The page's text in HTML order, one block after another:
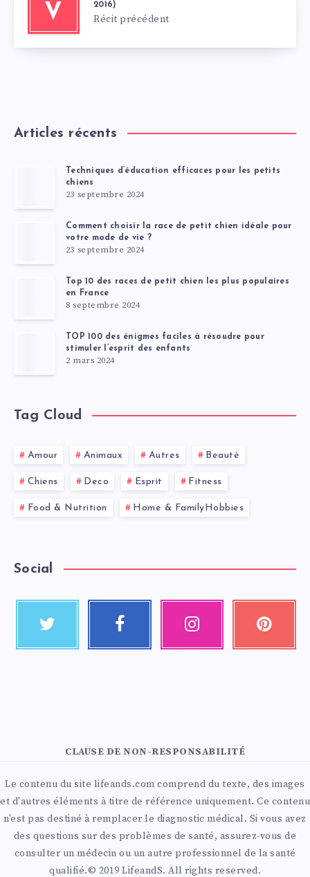
V
2016)
Récit précédent
Articles récents
Techniques d’éducation efficaces pour les petits
chiens
23 septembre 2024
Comment choisir la race de petit chien idéale pour
votre mode de vie ?
23 septembre 2024
Top 10 des races de petit chien les plus populaires
en France
8 septembre 2024
TOP 100 des énigmes faciles à résoudre pour
stimuler l’esprit des enfants
2 mars 2024
Tag Cloud
Amour Animaux Autres Beauté
Chiens Deco Esprit Fitness
Food & Nutrition Home & FamilyHobbies
Social
CLAUSE DE NON-RESPONSABILITÉ
Le contenu du site lifeands.com comprend du texte, des images
et d'autres éléments à titre de référence uniquement. Ce contenu
n'est pas destiné à remplacer le diagnostic médical. Si vous avez
des questions sur des problèmes de santé, assurez-vous de
consulter un médecin ou un autre professionnel de la santé
qualifié.© 2019 LifeandS. All rights reserved.